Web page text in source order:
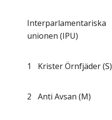
Interparlamentariska
unionen (IPU)
1 Krister Örnfjäder (S)
2 Anti Avsan (M)